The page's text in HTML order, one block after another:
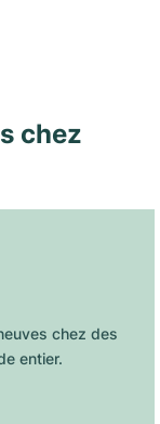
chez
chez des
entier.